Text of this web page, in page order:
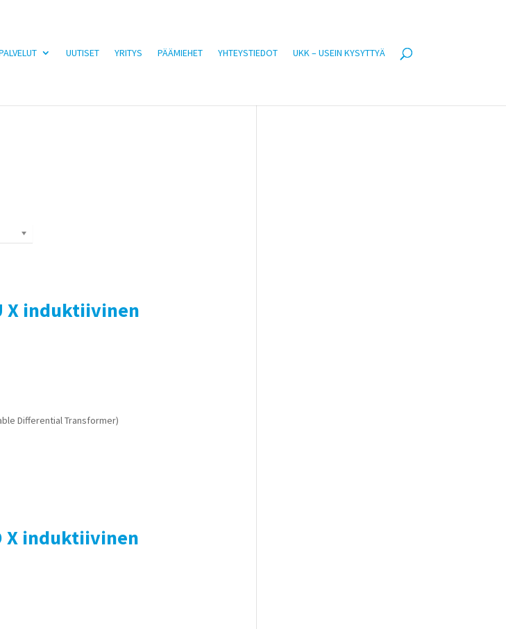
UUTISET YRITYS PÄÄMIEHET YHTEYSTIEDOT UKK – USEIN KYSYTTYÄ
X induktiivinen
Differential Transformer)
X induktiivinen